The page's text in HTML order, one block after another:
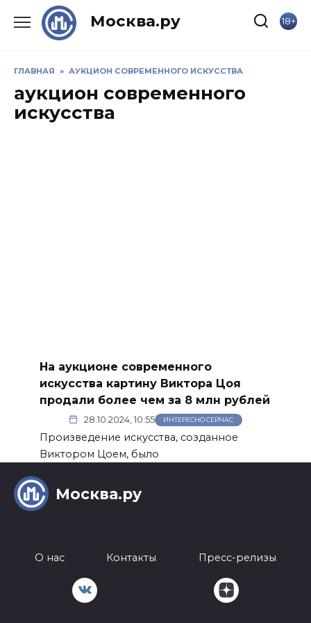
Москва.ру 18+
ГЛАВНАЯ » АУКЦИОН СОВРЕМЕННОГО ИСКУССТВА
аукцион современного
искусства
На аукционе современного
искусства картину Виктора Цоя
продали более чем за 8 млн рублей
28.10.2024, 10:55 ИНТЕРЕСНО СЕЙЧАС
Произведение искусства, созданное
Виктором Цоем, было
Москва.ру
О нас Контакты Пресс-релизы